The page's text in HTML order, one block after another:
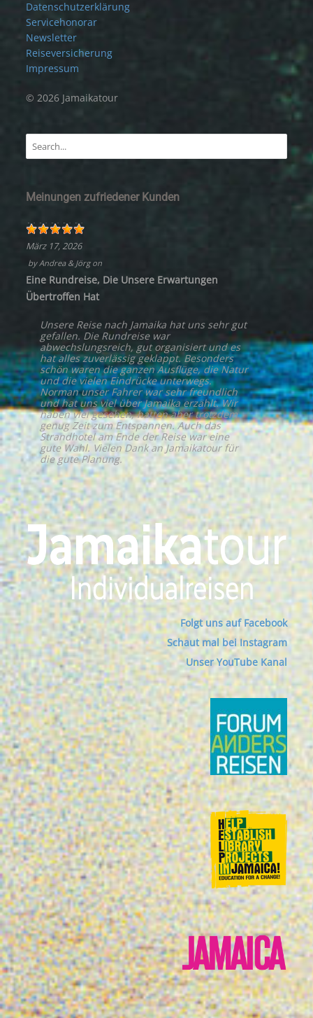
Datenschutzerklärung
Servicehonorar
Newsletter
Reiseversicherung
Impressum
© 2026 Jamaikatour
Meinungen zufriedener Kunden
März 17, 2026
byAndrea & Jörgon
Eine Rundreise, Die Unsere Erwartungen
Übertroffen Hat
Unsere Reise nach Jamaika hat uns sehr gut
gefallen. Die Rundreise war
abwechslungsreich, gut organisiert und es
hat alles zuverlässig geklappt. Besonders
schön waren die ganzen Ausflüge, die Natur
und die vielen Eindrücke unterwegs.
Norman unser Fahrer war sehr freundlich
und hat uns viel über Jamaika erzählt. Wir
haben viel gesehen, hatten aber trotzdem
genug Zeit zum Entspannen. Auch das
Strandhotel am Ende der Reise war eine
gute Wahl. Vielen Dank an Jamaikatour für
die gute Planung.
Folgt uns auf Facebook
Schaut mal bei Instagram
Unser YouTube Kanal